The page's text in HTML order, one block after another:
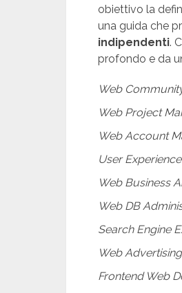
obiettivo la
una guida che
indipendenti.
profondo e da
Web
Web Project
Web Account
User
Web Business
Web DB
Search Engine
Web
Frontend Web